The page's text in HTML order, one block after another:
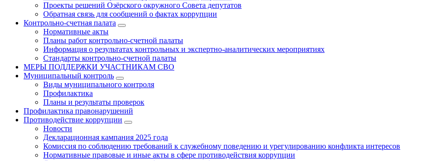
Проекты решений Озёрского окружного Совета депутатов
Обратная связь для сообщений о фактах коррупции
Контрольно-счетная палата
Нормативные акты
Планы работ контрольно-счетной палаты
Информация о результатах контрольных и экспертно-аналитических мероприятиях
Стандарты контрольно-счетной палаты
МЕРЫ ПОДДЕРЖКИ УЧАСТНИКАМ СВО
Муниципальный контроль
Виды муниципального контроля
Профилактика
Планы и результаты проверок
Профилактика правонарушений
Противодействие коррупции
Новости
Декларационная кампания 2025 года
Комиссия по соблюдению требований к служебному поведению и урегулированию конфликта интересов
Нормативные правовые и иные акты в сфере противодействия коррупции